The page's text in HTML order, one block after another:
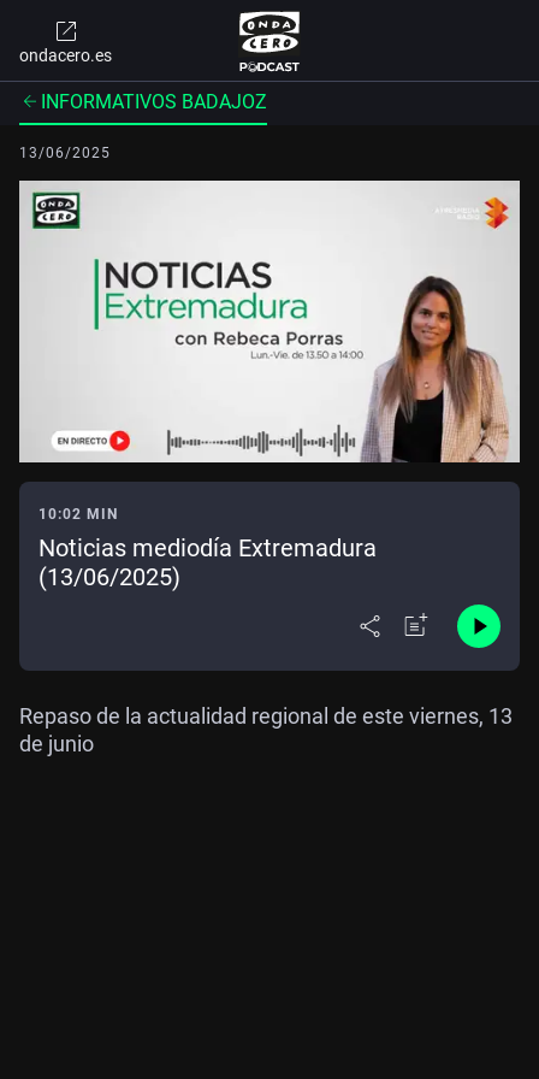
ondacero.es
INFORMATIVOS BADAJOZ
13/06/2025
10:02 MIN
Noticias mediodía Extremadura
(13/06/2025)
Repaso de la actualidad regional de este viernes, 13
de junio